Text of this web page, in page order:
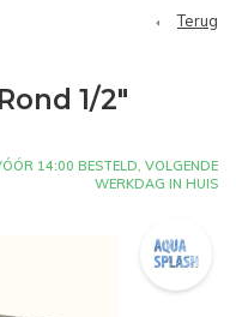
Terug
1/2"
14:00 BESTELD, VOLGENDE
WERKDAG IN HUIS